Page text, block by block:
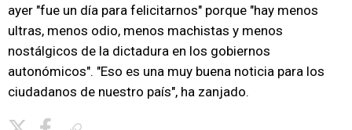
ayer "fue un día para felicitarnos" porque "hay menos
ultras, menos odio, menos machistas y menos
nostálgicos de la dictadura en los gobiernos
autonómicos". "Eso es una muy buena noticia para los
ciudadanos de nuestro país", ha zanjado.